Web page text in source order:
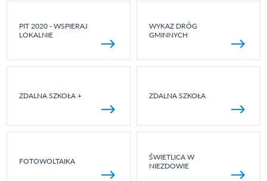
PIT 2020 - WSPIERAJ
LOKALNIE
WYKAZ DRÓG
GMINNYCH
ZDALNA SZKOŁA + ZDALNA SZKOŁA
FOTOWOLTAIKA
ŚWIETLICA W
NIEZDOWIE